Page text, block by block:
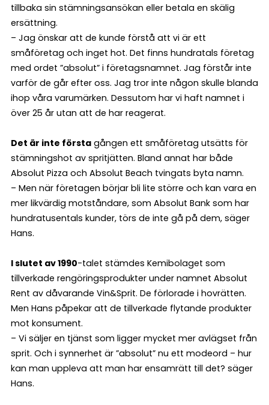
tillbaka sin stämningsansökan eller betala en skälig
ersättning.
– Jag önskar att de kunde förstå att vi är ett
småföretag och inget hot. Det finns hundratals företag
med ordet ”absolut” i företagsnamnet. Jag förstår inte
varför de går efter oss. Jag tror inte någon skulle blanda
ihop våra varumärken. Dessutom har vi haft namnet i
över 25 år utan att de har reagerat.
Det är inte första gången ett småföretag utsätts för
stämningshot av spritjätten. Bland annat har både
Absolut Pizza och Absolut Beach tvingats byta namn.
– Men när företagen börjar bli lite större och kan vara en
mer likvärdig motståndare, som Absolut Bank som har
hundratusentals kunder, törs de inte gå på dem, säger
Hans.
I slutet av 1990-talet stämdes Kemibolaget som
tillverkade rengöringsprodukter under namnet Absolut
Rent av dåvarande Vin&Sprit. De förlorade i hovrätten.
Men Hans påpekar att de tillverkade flytande produkter
mot konsument.
– Vi säljer en tjänst som ligger mycket mer avlägset från
sprit. Och i synnerhet är ”absolut” nu ett modeord – hur
kan man uppleva att man har ensamrätt till det? säger
Hans.